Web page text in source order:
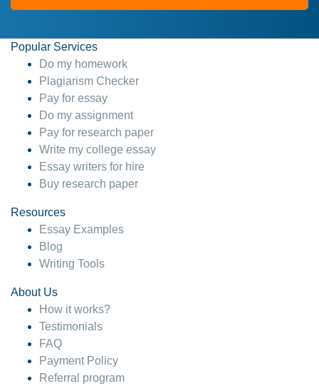
Popular Services
Do my homework
Plagiarism Checker
Pay for essay
Do my assignment
Pay for research paper
Write my college essay
Essay writers for hire
Buy research paper
Resources
Essay Examples
Blog
Writing Tools
About Us
How it works?
Testimonials
FAQ
Payment Policy
Referral program